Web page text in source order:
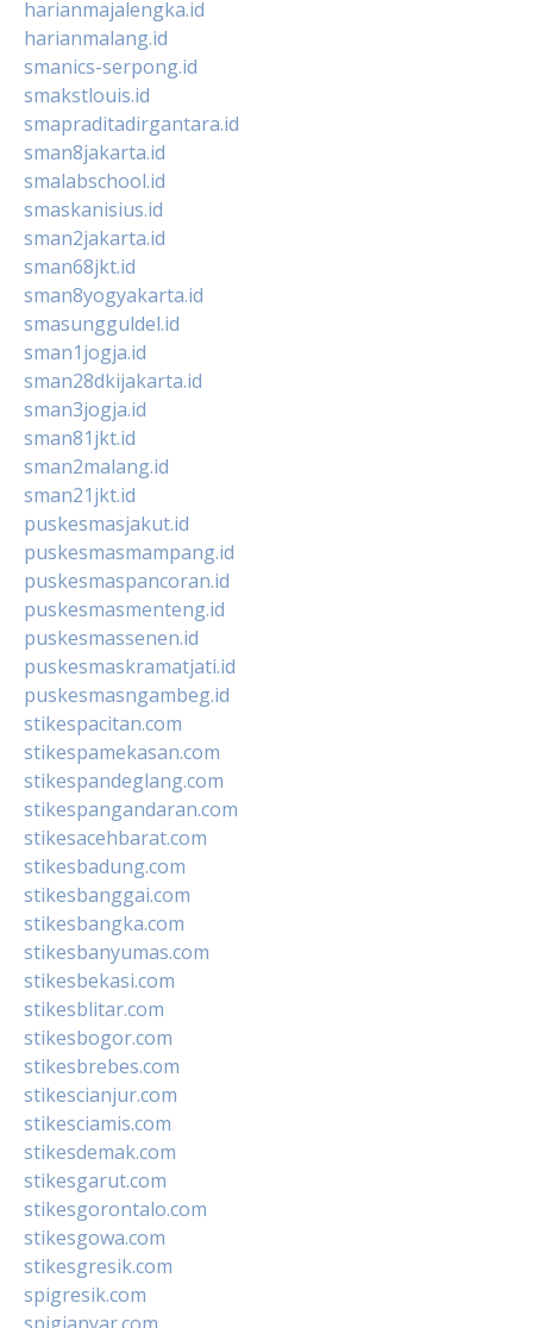
harianmajalengka.id
harianmalang.id
smanics-serpong.id
smakstlouis.id
smapraditadirgantara.id
sman8jakarta.id
smalabschool.id
smaskanisius.id
sman2jakarta.id
sman68jkt.id
sman8yogyakarta.id
smasungguldel.id
sman1jogja.id
sman28dkijakarta.id
sman3jogja.id
sman81jkt.id
sman2malang.id
sman21jkt.id
puskesmasjakut.id
puskesmasmampang.id
puskesmaspancoran.id
puskesmasmenteng.id
puskesmassenen.id
puskesmaskramatjati.id
puskesmasngambeg.id
stikespacitan.com
stikespamekasan.com
stikespandeglang.com
stikespangandaran.com
stikesacehbarat.com
stikesbadung.com
stikesbanggai.com
stikesbangka.com
stikesbanyumas.com
stikesbekasi.com
stikesblitar.com
stikesbogor.com
stikesbrebes.com
stikescianjur.com
stikesciamis.com
stikesdemak.com
stikesgarut.com
stikesgorontalo.com
stikesgowa.com
stikesgresik.com
spigresik.com